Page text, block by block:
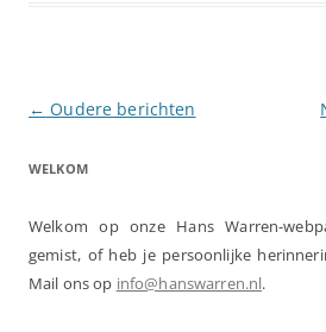
Berichtnavigatie
← Oudere berichten
WELKOM
Welkom op onze Hans Warren-
gemist, of heb je persoonlijke
Mail ons op info@hanswarren.nl.